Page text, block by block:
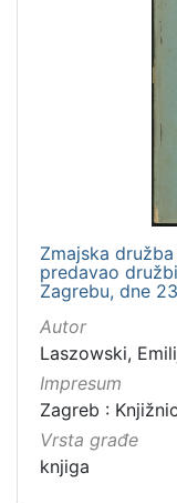
Zmajska
predavao
Zagrebu, dne
Autor
Laszowski,
Impresum
Zagreb :
Vrsta građe
knjiga